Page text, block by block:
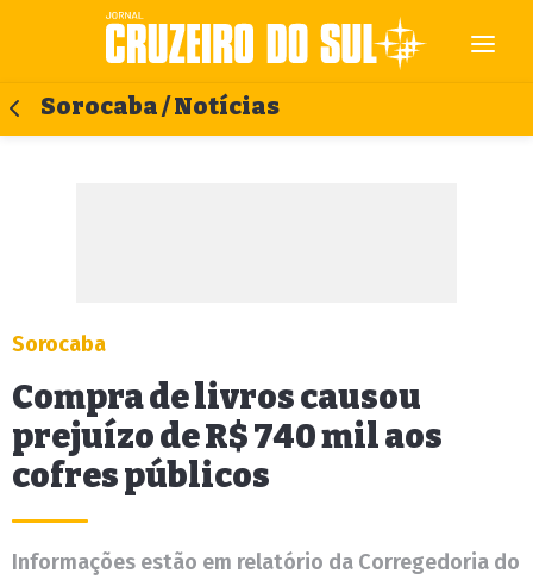
Sorocaba / Notícias
Sorocaba
Compra de livros causou
prejuízo de R$ 740 mil aos
cofres públicos
Informações estão em relatório da Corregedoria do